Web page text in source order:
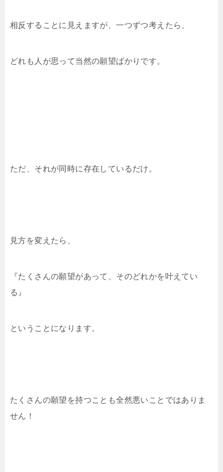
相反することに見えますが、一つずつ考えたら、
どれも人が思って当然の願望ばかりです。
ただ、それが同時に存在しているだけ。
見方を変えたら、
『たくさんの願望があって、そのどれかを叶えてい
る』
ということになります。
たくさんの願望を持つことも全然悪いことではありま
せん！